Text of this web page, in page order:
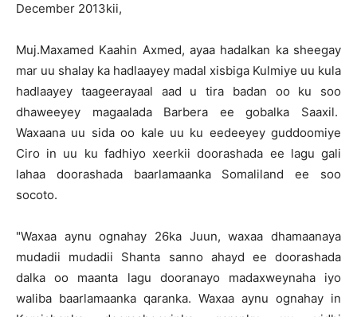
December 2013kii,
Muj.Maxamed Kaahin Axmed, ayaa hadalkan ka sheegay
mar uu shalay ka hadlaayey madal xisbiga Kulmiye uu kula
hadlaayey taageerayaal aad u tira badan oo ku soo
dhaweeyey magaalada Barbera ee gobalka Saaxil.
Waxaana uu sida oo kale uu ku eedeeyey guddoomiye
Ciro in uu ku fadhiyo xeerkii doorashada ee lagu gali
lahaa doorashada baarlamaanka Somaliland ee soo
socoto.
"Waxaa aynu ognahay 26ka Juun, waxaa dhamaanaya
mudadii mudadii Shanta sanno ahayd ee doorashada
dalka oo maanta lagu dooranayo madaxweynaha iyo
waliba baarlamaanka qaranka. Waxaa aynu ognahay in